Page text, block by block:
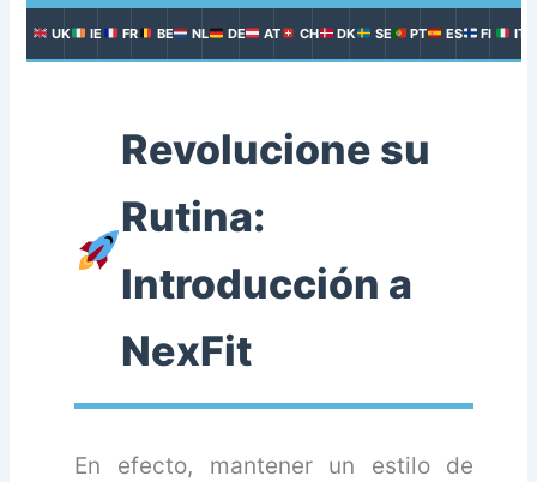
UK IE FR BE NL DE AT CH DK SE PT ES FI IT
Revolucione su
Rutina:
Introducción a
NexFit
En efecto, mantener un estilo de